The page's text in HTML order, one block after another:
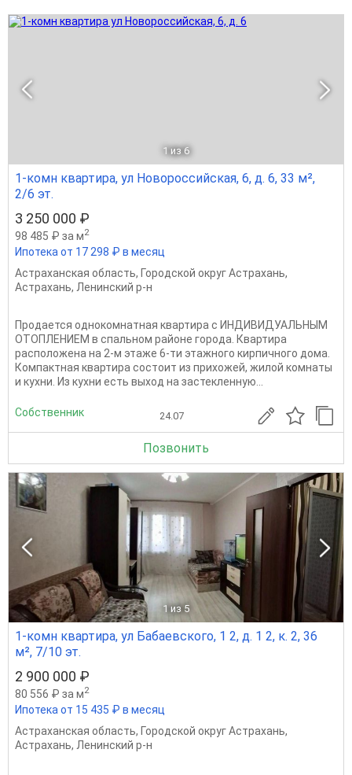
1 из 6
1-комн квартира, ул Новороссийская, 6, д. 6, 33 м²,
2/6 эт.
3 250 000 ₽
98 485 ₽ за м2
Ипотека от 17 298 ₽ в месяц
Астраханская область, Городской округ Астрахань,
Астрахань, Ленинский р-н
Продается однокомнатная квартира с ИНДИВИДУАЛЬНЫМ
ОТОПЛЕНИЕМ в спальном районе города. Квартира
расположена на 2-м этаже 6-ти этажного кирпичного дома.
Компактная квартира состоит из прихожей, жилой комнаты
и кухни. Из кухни есть выход на застекленную...
Собственник 24.07
Позвонить
1 из 5
1-комн квартира, ул Бабаевского, 1 2, д. 1 2, к. 2, 36
м², 7/10 эт.
2 900 000 ₽
80 556 ₽ за м2
Ипотека от 15 435 ₽ в месяц
Астраханская область, Городской округ Астрахань,
Астрахань, Ленинский р-н